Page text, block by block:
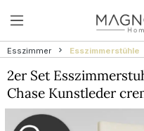
Zum Hauptinhalt
Esszimmer Esszimmerstühle
2er Set
Chase Kunstleder
Bildergalerie überspringen